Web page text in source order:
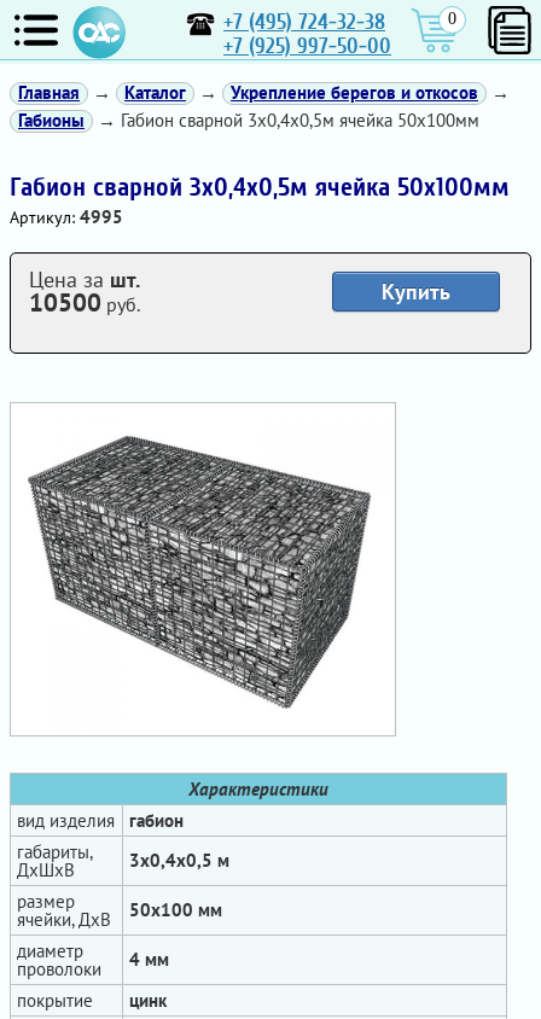
+7 (495) 724-32-38
+7 (925) 997-50-00
0
Главная → Каталог → Укрепление берегов и откосов
→
Габионы
→ Габион сварной 3х0,4х0,5м ячейка 50х100мм
Габион сварной 3х0,4х0,5м ячейка 50х100мм
Артикул: 4995
Характеристики
вид изделия
габион
габариты,
ДхШхВ
3х0,4х0,5 м
размер
ячейки, ДхВ
50х100 мм
диаметр
проволоки
4 мм
покрытие
цинк
Купить
Цена за шт.
10500 руб.